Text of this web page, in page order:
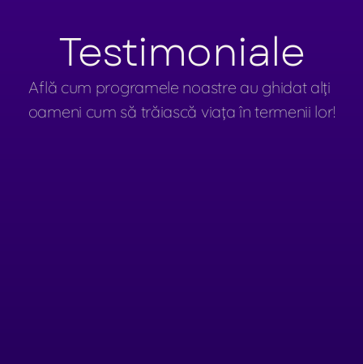
Testimoniale
Află cum programele noastre au ghidat alți
oameni cum să trăiască viața în termenii lor!